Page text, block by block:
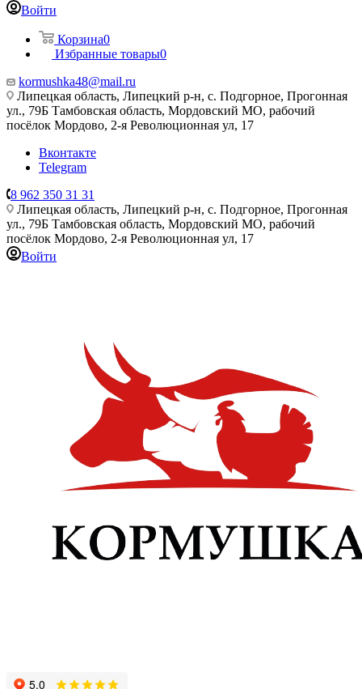
Войти
Корзина0
Избранные товары0
kormushka48@mail.ru
Липецкая область, Липецкий р-н, с. Подгорное, Прогонная
ул., 79Б Тамбовская область, Мордовский МО, рабочий
посёлок Мордово, 2-я Революционная ул, 17
Вконтакте
Telegram
8 962 350 31 31
Липецкая область, Липецкий р-н, с. Подгорное, Прогонная
ул., 79Б Тамбовская область, Мордовский МО, рабочий
посёлок Мордово, 2-я Революционная ул, 17
Войти